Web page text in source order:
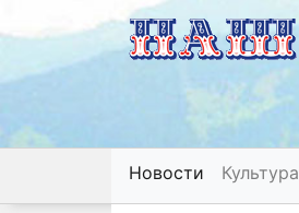
Новости Культура